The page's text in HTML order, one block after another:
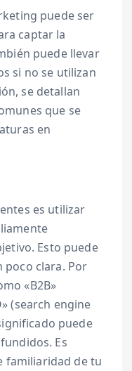
puede ser
captar la
puede llevar
si no se utilizan
se detallan
que se
en
es utilizar
Esto puede
poco clara. Por
«B2B»
(search engine
puede
Es
familiaridad de tu